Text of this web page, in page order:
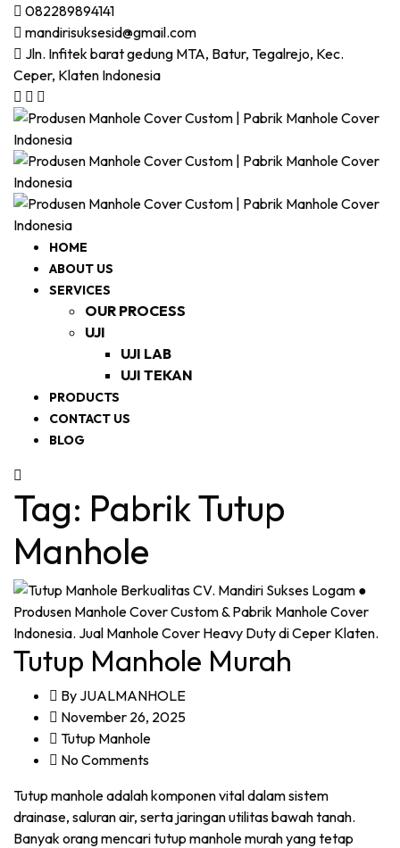
082289894141
mandirisuksesid@gmail.com
Jln. Infitek barat gedung MTA, Batur, Tegalrejo, Kec.
Ceper, Klaten Indonesia
HOME
ABOUT US
SERVICES
OUR PROCESS
UJI
UJI LAB
UJI TEKAN
PRODUCTS
CONTACT US
BLOG
Tag: Pabrik Tutup
Manhole
Tutup Manhole Murah
By JUALMANHOLE
November 26, 2025
Tutup Manhole
No Comments
Tutup manhole adalah komponen vital dalam sistem
drainase, saluran air, serta jaringan utilitas bawah tanah.
Banyak orang mencari tutup manhole murah yang tetap